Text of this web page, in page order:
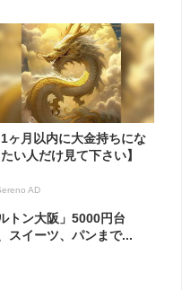
1ヶ月以内に大金持ちにな
たい人だけ見て下さい】
AD
トン大阪」5000円台
スイーツ、パンまで...